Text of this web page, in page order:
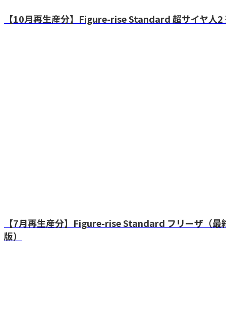
【10月再生産分】Figure-rise Standard 超サイヤ人
【7月再生産分】Figure-rise Standard フリーザ（最
版）